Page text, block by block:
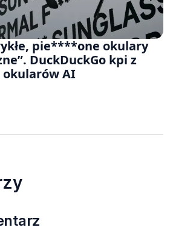
pie****one okulary
DuckDuckGo kpi z
AI